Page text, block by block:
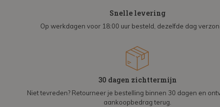
Snelle levering
Op werkdagen voor 18:00 uur besteld, dezelfde dag
30 dagen zichttermijn
Niet tevreden? Retourneer je bestelling binnen 30 dagen en
aankoopbedrag terug.